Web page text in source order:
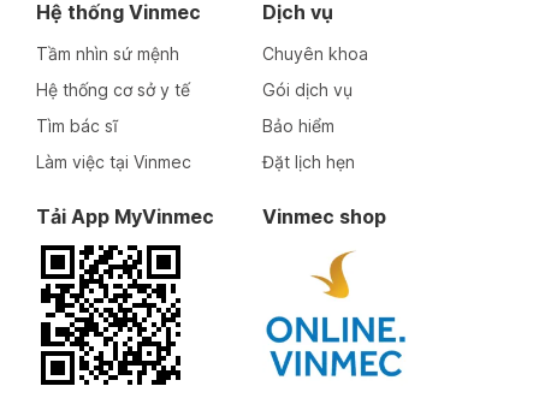
Hệ thống Vinmec
Tầm nhìn sứ mệnh
Hệ thống cơ sở y tế
Tìm bác sĩ
Làm việc tại Vinmec
Dịch vụ
Chuyên khoa
Gói dịch vụ
Bảo hiểm
Đặt lịch hẹn
Tải App MyVinmec Vinmec shop